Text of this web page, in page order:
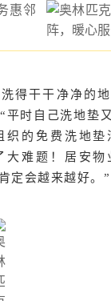
得干干净净的
平时自己洗地垫
织的免费洗地垫
大难题！居安物
定会越来越好。”